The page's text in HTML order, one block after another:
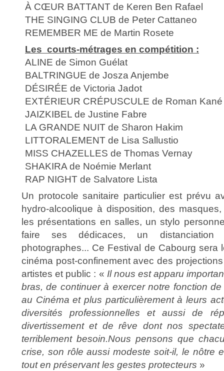
À CŒUR BATTANT de Keren Ben Rafael
THE SINGING CLUB de Peter Cattaneo
REMEMBER ME de Martin Rosete
Les courts-métrages en compétition :
ALINE de Simon Guélat
BALTRINGUE de Josza Anjembe
DÉSIRÉE de Victoria Jadot
EXTÉRIEUR CRÉPUSCULE de Roman Kané
JAIZKIBEL de Justine Fabre
LA GRANDE NUIT de Sharon Hakim
LITTORALEMENT de Lisa Sallustio
MISS CHAZELLES de Thomas Vernay
SHAKIRA de Noémie Merlant
RAP NIGHT de Salvatore Lista
Un protocole sanitaire particulier est prévu
hydro-alcoolique à disposition, des
les présentations en salles, un stylo
faire ses dédicaces, un
photographes... Ce Festival de Cabourg sera
cinéma post-confinement avec des
artistes et public : « Il nous est apparu
bras, de continuer à exercer notre fonction
au Cinéma et plus particulièrement à leurs
diversités professionnelles et aussi de
divertissement et de rêve dont nos
terriblement besoin.Nous pensons que
crise, son rôle aussi modeste soit-il, le nôtre
tout en préservant les gestes protecteurs »